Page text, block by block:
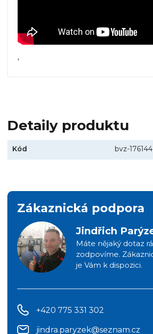
'
Detaily produktu
Kód bvz-176144
Zákaznická podpora
Jindřich
Máte nějaký dotaz
zodpovíme.
je Vám k dispozici.
+420 775 331 302
jindra.paryzek@seznam.cz